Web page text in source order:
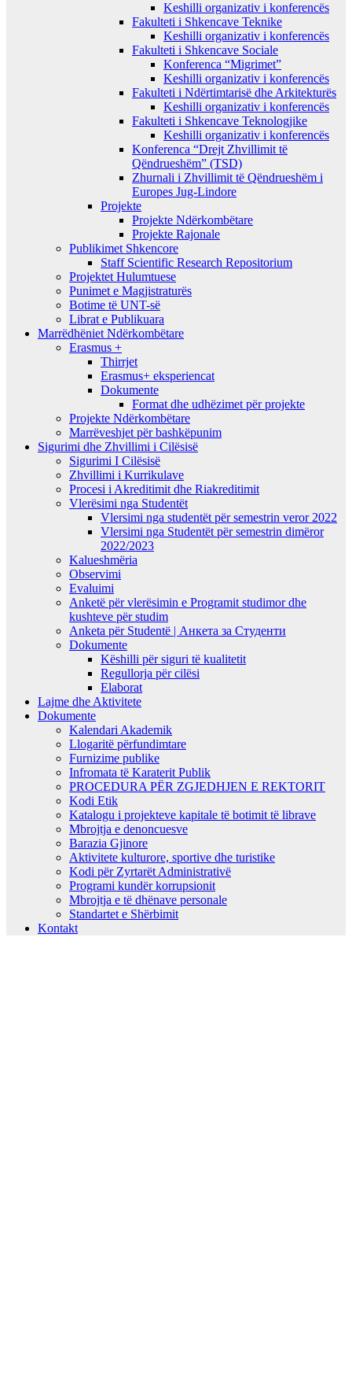
Keshilli organizativ i konferencës
Fakulteti i Shkencave Teknike
Keshilli organizativ i konferencës
Fakulteti i Shkencave Sociale
Konferenca “Migrimet”
Keshilli organizativ i konferencës
Fakulteti i Ndërtimtarisë dhe Arkitekturës
Keshilli organizativ i konferencës
Fakulteti i Shkencave Teknologjike
Keshilli organizativ i konferencës
Konferenca “Drejt Zhvillimit të
Qëndrueshëm” (TSD)
Zhurnali i Zhvillimit të Qëndrueshëm i
Europes Jug-Lindore
Projekte
Projekte Ndërkombëtare
Projekte Rajonale
Publikimet Shkencore
Staff Scientific Research Repositorium
Projektet Hulumtuese
Punimet e Magjistraturës
Botime të UNT-së
Librat e Publikuara
Marrëdhëniet Ndërkombëtare
Erasmus +
Thirrjet
Erasmus+ eksperiencat
Dokumente
Format dhe udhëzimet për projekte
Projekte Ndërkombëtare
Marrëveshjet për bashkëpunim
Sigurimi dhe Zhvillimi i Cilësisë
Sigurimi I Cilësisë
Zhvillimi i Kurrikulave
Procesi i Akreditimit dhe Riakreditimit
Vlerësimi nga Studentët
Vlersimi nga studentët për semestrin veror 2022
Vlersimi nga Studentët për semestrin dimëror
2022/2023
Kalueshmëria
Observimi
Evaluimi
Anketë për vlerësimin e Programit studimor dhe
kushteve për studim
Anketa për Studentë | Анкета за Студенти
Dokumente
Këshilli për siguri të kualitetit
Regullorja për cilësi
Elaborat
Lajme dhe Aktivitete
Dokumente
Kalendari Akademik
Llogaritë përfundimtare
Furnizime publike
Infromata të Karaterit Publik
PROCEDURA PËR ZGJEDHJEN E REKTORIT
Kodi Etik
Katalogu i projekteve kapitale të botimit të librave
Mbrojtja e denoncuesve
Barazia Gjinore
Aktivitete kulturore, sportive dhe turistike
Kodi për Zyrtarët Administrativë
Programi kundër korrupsionit
Mbrojtja e të dhënave personale
Standartet e Shërbimit
Kontakt